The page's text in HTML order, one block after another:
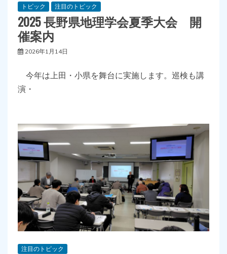
トピック 注目のトピック
2025 長野県地理学会夏季大会 開
催案内
2026年1月14日
今年は上田・小県を舞台に実施します。巡検も講
演・
注目のトピック